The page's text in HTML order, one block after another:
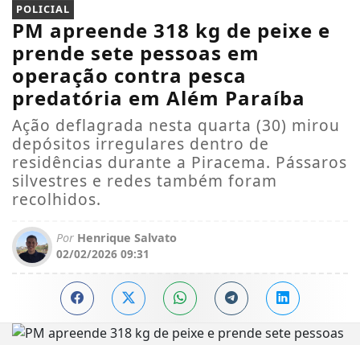
POLICIAL
PM apreende 318 kg de peixe e
prende sete pessoas em
operação contra pesca
predatória em Além Paraíba
Ação deflagrada nesta quarta (30) mirou
depósitos irregulares dentro de
residências durante a Piracema. Pássaros
silvestres e redes também foram
recolhidos.
Por Henrique Salvato
02/02/2026 09:31